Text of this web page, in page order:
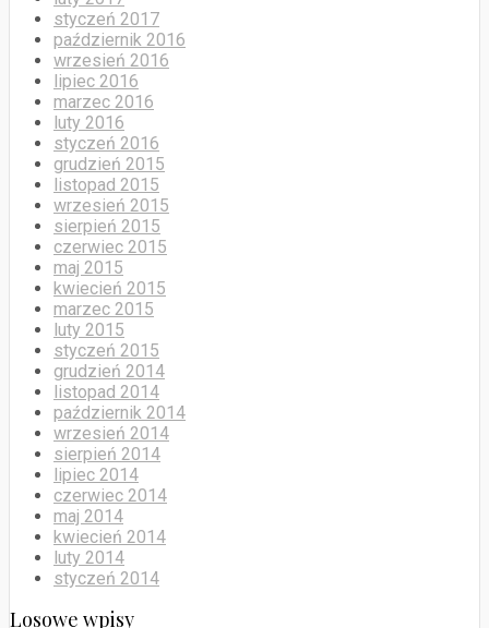
styczeń 2017
październik 2016
wrzesień 2016
lipiec 2016
marzec 2016
luty 2016
styczeń 2016
grudzień 2015
listopad 2015
wrzesień 2015
sierpień 2015
czerwiec 2015
maj 2015
kwiecień 2015
marzec 2015
luty 2015
styczeń 2015
grudzień 2014
listopad 2014
październik 2014
wrzesień 2014
sierpień 2014
lipiec 2014
czerwiec 2014
maj 2014
kwiecień 2014
luty 2014
styczeń 2014
Losowe wpisy